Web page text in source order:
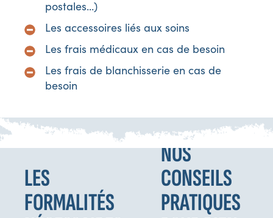
postales...)
Les accessoires liés aux soins
Les frais médicaux en cas de besoin
Les frais de blanchisserie en cas de
besoin
LES
FORMALITÉS
NOS
CONSEILS
PRATIQUES